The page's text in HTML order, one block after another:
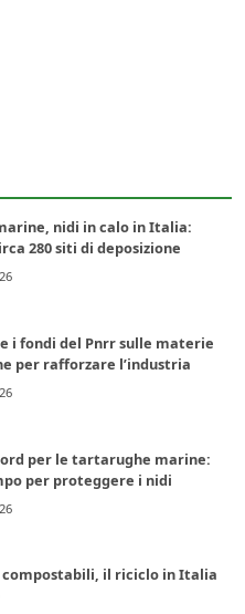
nidi in calo in Italia:
280 siti di deposizione
i fondi del Pnrr sulle materie
per rafforzare l’industria
per le tartarughe marine:
per proteggere i nidi
il riciclo in Italia